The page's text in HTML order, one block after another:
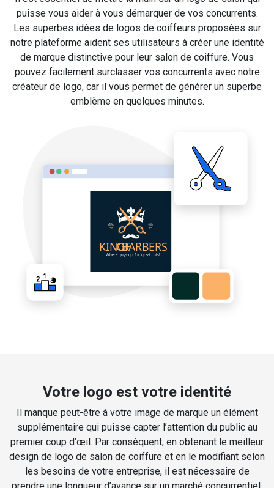
puisse vous aider à vous démarquer de vos concurrents.
Les superbes idées de logos de coiffeurs proposées sur
notre plateforme aident ses utilisateurs à créer une identité
de marque distinctive pour leur salon de coiffure. Vous
pouvez facilement surclasser vos concurrents avec notre
créateur de logo, car il vous permet de générer un superbe
emblème en quelques minutes.
Votre logo est votre identité
Il manque peut-être à votre image de marque un élément
supplémentaire qui puisse capter l’attention du public au
premier coup d’œil. Par conséquent, en obtenant le meilleur
design de logo de salon de coiffure et en le modifiant selon
les besoins de votre entreprise, il est nécessaire de